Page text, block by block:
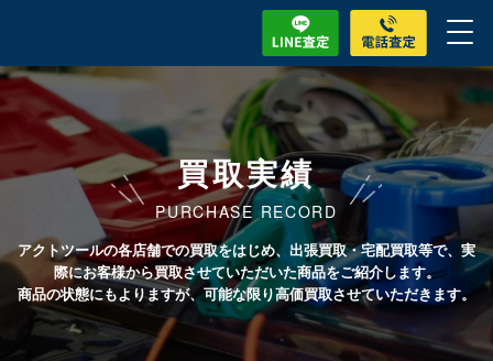
買取実績
PURCHASE RECORD
アクトツールの各店舗での買取をはじめ、出張買取・宅配買取等で、実
際にお客様から買取させていただいた商品をご紹介します。
商品の状態にもよりますが、可能な限り高価買取させていただきます。